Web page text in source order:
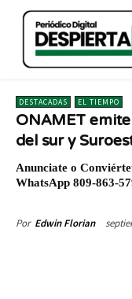
DESTACADAS EL TIEMPO
ONAMET
del sur y
Anunciate o
WhatsApp 809-863-
Por Edwin Florian